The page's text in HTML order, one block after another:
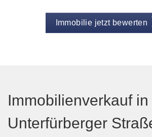
Immobilie jetzt bewerten
Immobilienverkauf in
Unterfürberger